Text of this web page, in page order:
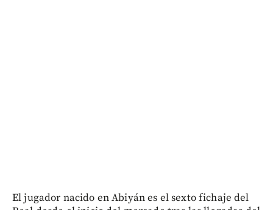
El jugador nacido en Abiyán es el sexto fichaje del